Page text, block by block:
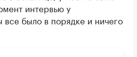
интервью у
все было в порядке и ничего